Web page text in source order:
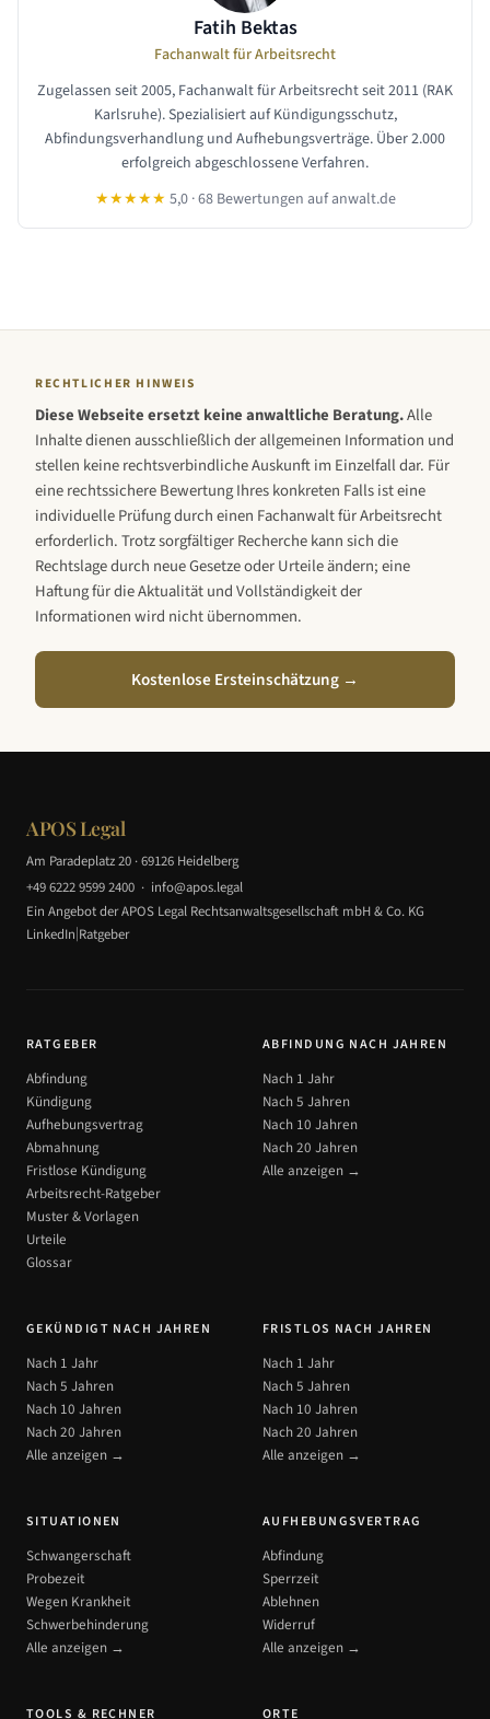
Fatih Bektas
Fachanwalt für Arbeitsrecht
Zugelassen seit 2005, Fachanwalt für Arbeitsrecht seit 2011 (RAK
Karlsruhe). Spezialisiert auf Kündigungsschutz,
Abfindungsverhandlung und Aufhebungsverträge. Über 2.000
erfolgreich abgeschlossene Verfahren.
★★★★★ 5,0 · 68 Bewertungen auf anwalt.de
RECHTLICHER HINWEIS
Diese Webseite ersetzt keine anwaltliche Beratung.Alle
Inhalte dienen ausschließlich der allgemeinen Information und
stellen keine rechtsverbindliche Auskunft im Einzelfall dar. Für
eine rechtssichere Bewertung Ihres konkreten Falls ist eine
individuelle Prüfung durch einen Fachanwalt für Arbeitsrecht
erforderlich. Trotz sorgfältiger Recherche kann sich die
Rechtslage durch neue Gesetze oder Urteile ändern; eine
Haftung für die Aktualität und Vollständigkeit der
Informationen wird nicht übernommen.
Kostenlose Ersteinschätzung →
APOS Legal
Am Paradeplatz 20 · 69126 Heidelberg
+49 6222 9599 2400 · info@apos.legal
Ein Angebot der APOS Legal Rechtsanwaltsgesellschaft mbH & Co. KG
LinkedIn|Ratgeber
RATGEBER
Abfindung
Kündigung
Aufhebungsvertrag
Abmahnung
Fristlose Kündigung
Arbeitsrecht-Ratgeber
Muster & Vorlagen
Urteile
Glossar
ABFINDUNG NACH JAHREN
Nach 1 Jahr
Nach 5 Jahren
Nach 10 Jahren
Nach 20 Jahren
Alle anzeigen →
GEKÜNDIGT NACH JAHREN
Nach 1 Jahr
Nach 5 Jahren
Nach 10 Jahren
Nach 20 Jahren
Alle anzeigen →
FRISTLOS NACH JAHREN
Nach 1 Jahr
Nach 5 Jahren
Nach 10 Jahren
Nach 20 Jahren
Alle anzeigen →
SITUATIONEN
Schwangerschaft
Probezeit
Wegen Krankheit
Schwerbehinderung
Alle anzeigen →
AUFHEBUNGSVERTRAG
Abfindung
Sperrzeit
Ablehnen
Widerruf
Alle anzeigen →
TOOLS & RECHNER ORTE